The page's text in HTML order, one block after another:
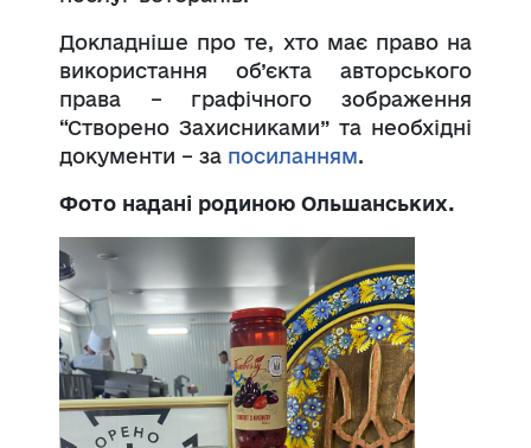
Докладніше про те, хто має право на
використання об’єкта авторського
права – графічного зображення
“Створено Захисниками” та необхідні
документи – за посиланням.
Фото надані родиною Ольшанських.